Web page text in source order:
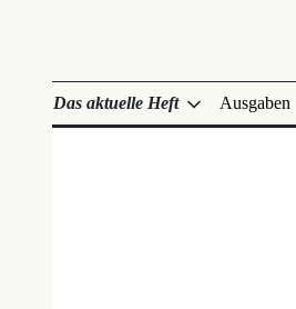
Das aktuelle Heft Ausgaben